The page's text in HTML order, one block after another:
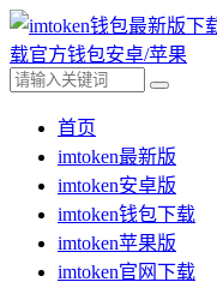
首页
imtoken最新版
imtoken安卓版
imtoken钱包下载
imtoken苹果版
imtoken官网下载